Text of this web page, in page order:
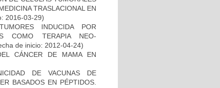
TRASLACIONAL EN
2016-03-29)
INDUCIDA POR
COMO TERAPIA NEO-
de inicio: 2012-04-24)
CÁNCER DE MAMA EN
DE VACUNAS DE
BASADOS EN PÉPTIDOS.